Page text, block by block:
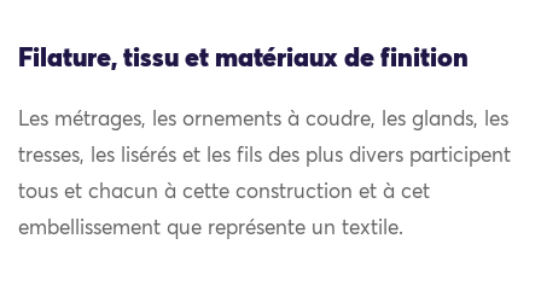
Filature, tissu et matériaux de finition
Les métrages, les ornements à coudre, les glands, les
tresses, les lisérés et les fils des plus divers participent
tous et chacun à cette construction et à cet
embellissement que représente un textile.